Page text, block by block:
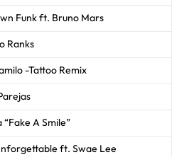
Funk ft. Bruno Mars
Ranks
-Tattoo Remix
A Smile”
ft. Swae Lee